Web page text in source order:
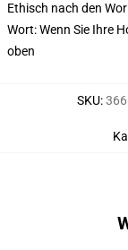
Ethisch nach den
Wort: Wenn Sie Ihre
oben
SKU: